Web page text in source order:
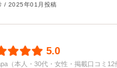
/ 2025年01月投稿
5.0
（本人・30代・女性・掲載口コミ12